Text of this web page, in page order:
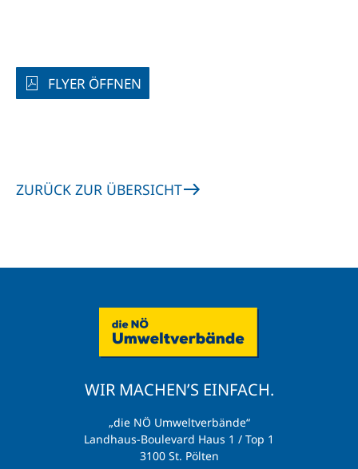
FLYER ÖFFNEN
ZURÜCK ZUR ÜBERSICHT
WIR MACHEN’S EINFACH.
„die NÖ Umweltverbände“
Landhaus-Boulevard Haus 1 / Top 1
3100 St. Pölten